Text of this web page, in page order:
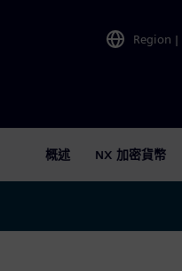
Region |
概述 NX 加密貨幣